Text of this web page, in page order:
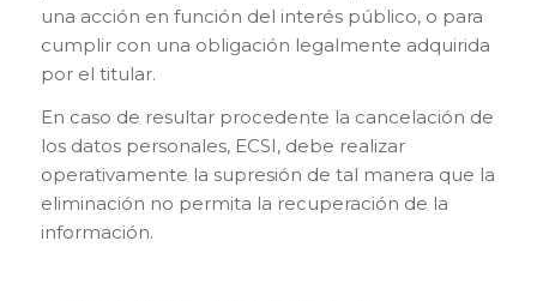
una acción en función del interés público, o para
cumplir con una obligación legalmente adquirida
por el titular.
En caso de resultar procedente la cancelación de
los datos personales, ECSI, debe realizar
operativamente la supresión de tal manera que la
eliminación no permita la recuperación de la
información.